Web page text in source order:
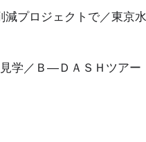
プロジェクトで／東京
学／Ｂ―ＤＡＳＨツアー